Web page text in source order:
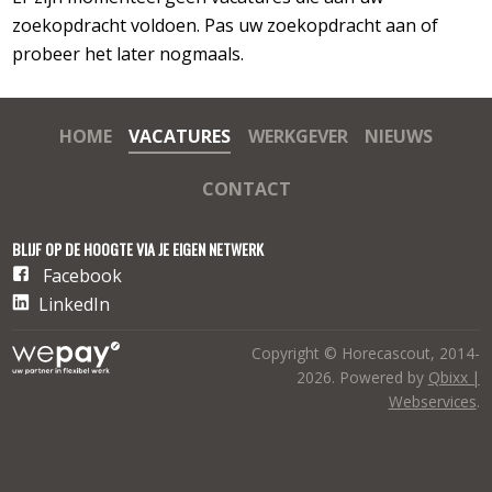
zoekopdracht voldoen. Pas uw zoekopdracht aan of
probeer het later nogmaals.
HOME VACATURES WERKGEVER NIEUWS
CONTACT
BLIJF OP DE HOOGTE VIA JE EIGEN NETWERK
Facebook
LinkedIn
Copyright © Horecascout, 2014-
2026. Powered by Qbixx |
Webservices.